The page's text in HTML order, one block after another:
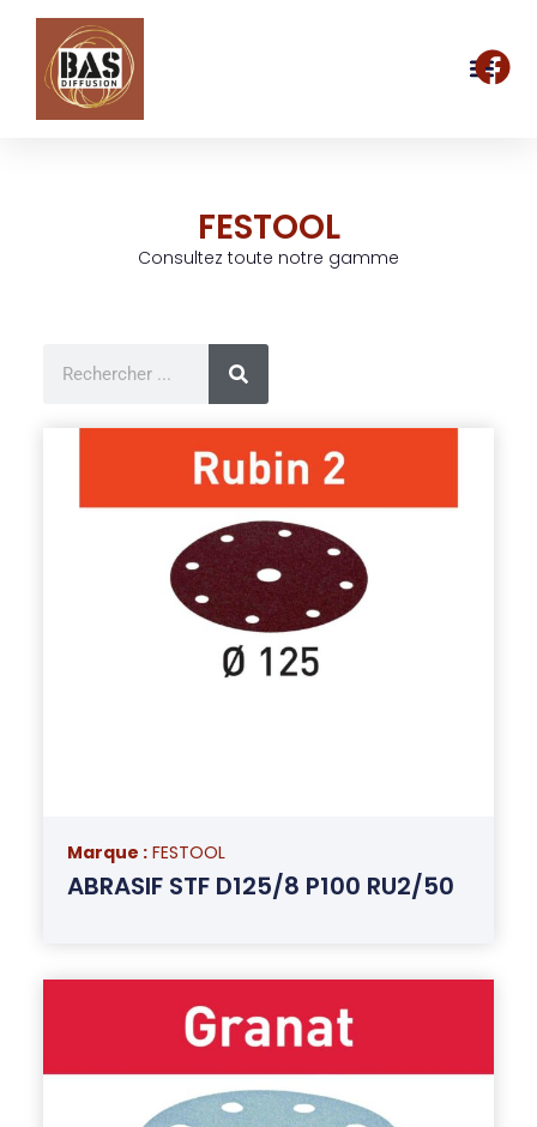
FESTOOL
Consultez toute notre gamme
Marque : FESTOOL
ABRASIF STF D125/8 P100 RU2/50